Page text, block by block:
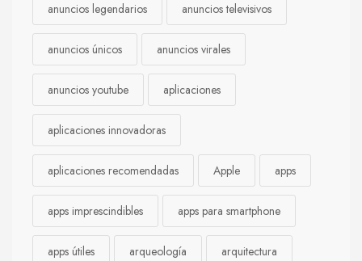
anuncios legendarios anuncios televisivos
anuncios únicos anuncios virales
anuncios youtube aplicaciones
aplicaciones innovadoras
aplicaciones recomendadas Apple apps
apps imprescindibles apps para smartphone
apps útiles arqueología arquitectura